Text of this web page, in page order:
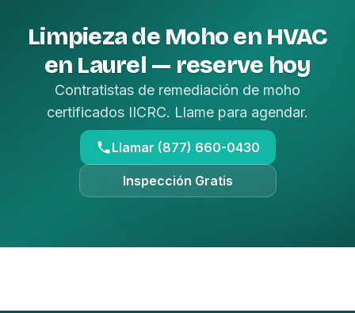
Limpieza de Moho en HVAC
en Laurel — reserve hoy
Contratistas de remediación de moho
certificados IICRC. Llame para agendar.
Llamar (877) 660-0430
Inspección Gratis